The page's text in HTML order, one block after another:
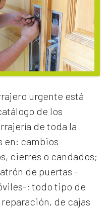
urgente está
de los
de toda la
en: cambios
cierres o candados;
de puertas -
; todo tipo de
de cajas